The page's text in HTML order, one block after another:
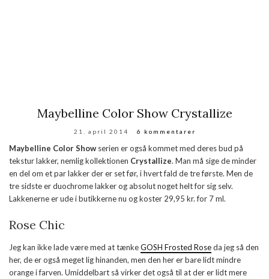
Maybelline Color Show Crystallize
21. april 2014 6 kommentarer
Maybelline Color Show serien er også kommet med deres bud på
tekstur lakker, nemlig kollektionen Crystallize. Man må sige de minder
en del om et par lakker der er set før, i hvert fald de tre første. Men de
tre sidste er duochrome lakker og absolut noget helt for sig selv.
Lakkenerne er ude i butikkerne nu og koster 29,95 kr. for 7 ml.
Rose Chic
Jeg kan ikke lade være med at tænkeGOSH Frosted Roseda jeg så den
her, de er også meget lig hinanden, men den her er bare lidt mindre
orange i farven. Umiddelbart så virker det også til at der er lidt mere